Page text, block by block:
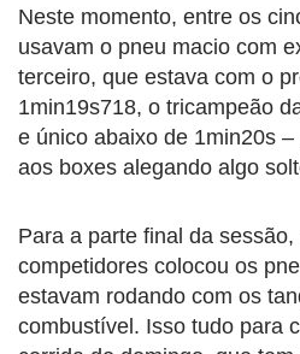
Neste momento, entre os
usavam o pneu macio com
terceiro, que estava com o
1min19s718, o tricampeão
e único abaixo de 1min20s
aos boxes alegando algo
Para a parte final da
competidores colocou os
estavam rodando com os
combustível. Isso tudo para